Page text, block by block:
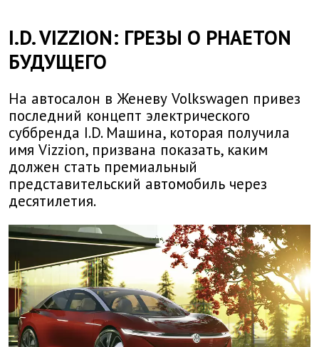
I.D. VIZZION: ГРЕЗЫ О PHAETON
БУДУЩЕГО
На автосалон в Женеву Volkswagen привез
последний концепт электрического
суббренда I.D. Машина, которая получила
имя Vizzion, призвана показать, каким
должен стать премиальный
представительский автомобиль через
десятилетия.